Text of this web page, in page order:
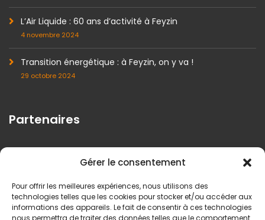
Gérer le consentement
Pour offrir les meilleures expériences, nous utilisons des
technologies telles que les cookies pour stocker et/ou accéder aux
informations des appareils. Le fait de consentir à ces technologies
nous permettra de traiter des données telles que le comportement
L’Air Liquide : 60 ans d’activité à Feyzin
4 novembre 2024
Transition énergétique : à Feyzin, on y va !
29 octobre 2024
Partenaires